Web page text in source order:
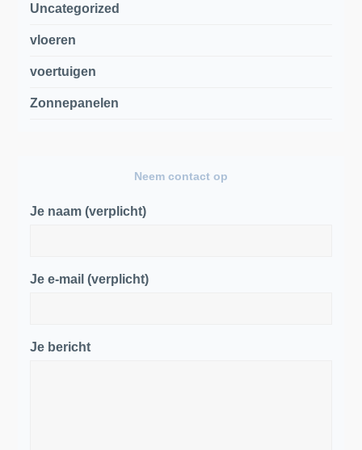
Uncategorized
vloeren
voertuigen
Zonnepanelen
Neem contact op
Je naam (verplicht)
Je e-mail (verplicht)
Je bericht